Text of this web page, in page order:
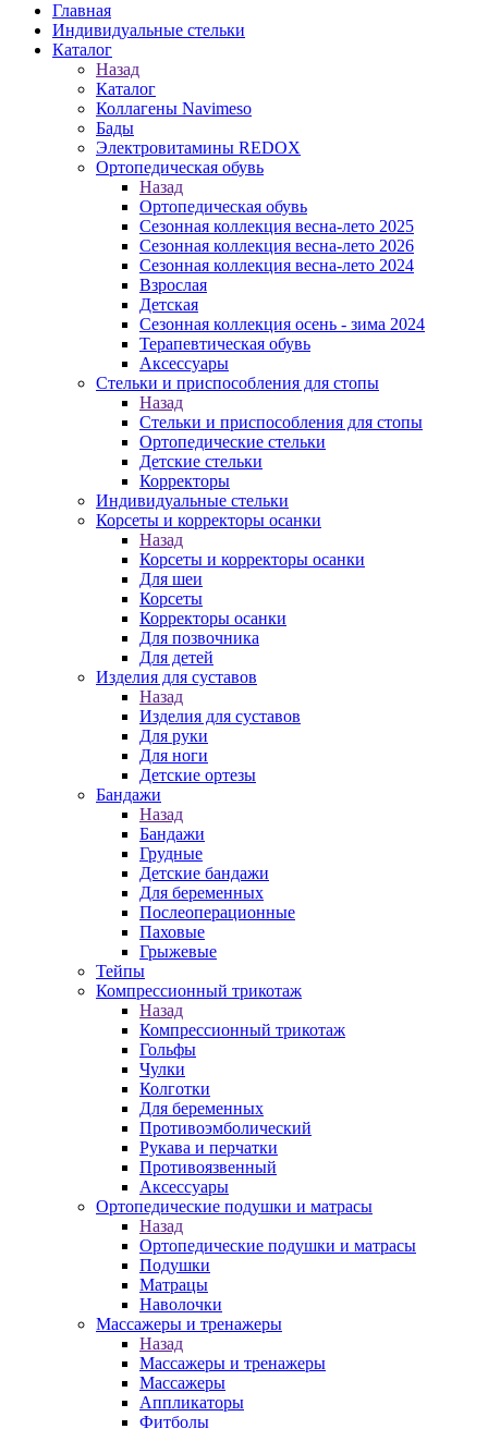
Главная
Индивидуальные стельки
Каталог
Назад
Каталог
Коллагены Navimeso
Бады
Электровитамины REDOX
Ортопедическая обувь
Назад
Ортопедическая обувь
Сезонная коллекция весна-лето 2025
Сезонная коллекция весна-лето 2026
Сезонная коллекция весна-лето 2024
Взрослая
Детская
Сезонная коллекция осень - зима 2024
Терапевтическая обувь
Аксессуары
Стельки и приспособления для стопы
Назад
Стельки и приспособления для стопы
Ортопедические стельки
Детские стельки
Корректоры
Индивидуальные стельки
Корсеты и корректоры осанки
Назад
Корсеты и корректоры осанки
Для шеи
Корсеты
Корректоры осанки
Для позвочника
Для детей
Изделия для суставов
Назад
Изделия для суставов
Для руки
Для ноги
Детские ортезы
Бандажи
Назад
Бандажи
Грудные
Детские бандажи
Для беременных
Послеоперационные
Паховые
Грыжевые
Тейпы
Компрессионный трикотаж
Назад
Компрессионный трикотаж
Гольфы
Чулки
Колготки
Для беременных
Противоэмболический
Рукава и перчатки
Противоязвенный
Аксессуары
Ортопедические подушки и матрасы
Назад
Ортопедические подушки и матрасы
Подушки
Матрацы
Наволочки
Массажеры и тренажеры
Назад
Массажеры и тренажеры
Массажеры
Аппликаторы
Фитболы